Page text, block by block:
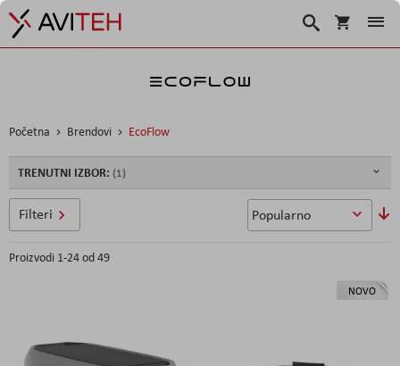
Košarica
Traži
Početna Brendovi EcoFlow
Proizvodi 1-24od49
NOVO
Filteri
TRENUTNI IZBOR: